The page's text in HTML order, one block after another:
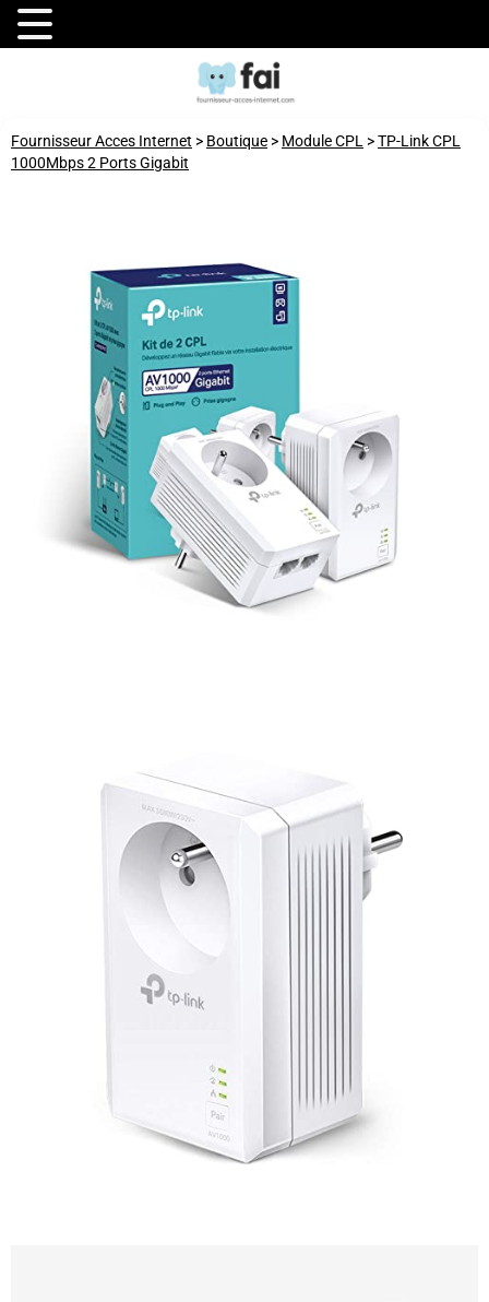
Fournisseur Acces Internet > Boutique > Module CPL >TP-Link CPL
1000Mbps 2 Ports Gigabit